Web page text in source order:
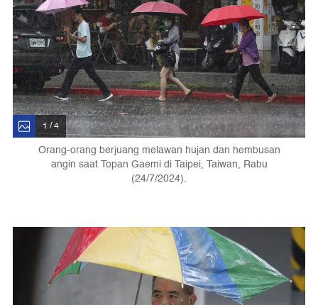
1 / 4
Orang-orang berjuang melawan hujan dan hembusan
angin saat Topan Gaemi di Taipei, Taiwan, Rabu
(24/7/2024).